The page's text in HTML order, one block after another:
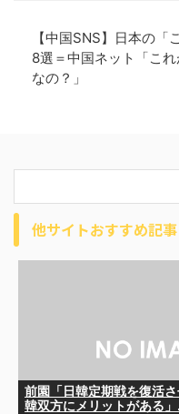
【中国SNS】日本の「
8選＝中国ネット「こ
なの？」
他サイトおすすめ記事
前園「日韓定期戦を復活
韓双方にメリットがある